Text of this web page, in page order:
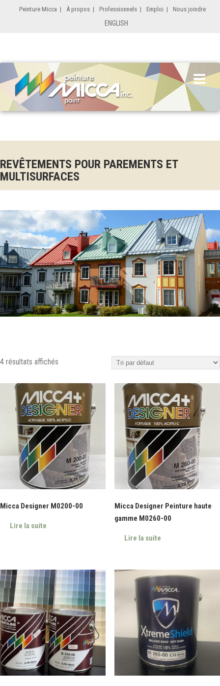
Peinture Micca | À propos | Professionnels | Emploi | Nous joindre
ENGLISH
REVÊTEMENTS POUR PAREMENTS ET
MULTISURFACES
4 résultats affichés
Micca Designer M0200-00
Lire la suite
Micca Designer Peinture haute
gamme M0260-00
Lire la suite